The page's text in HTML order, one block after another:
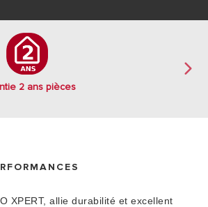
2 ans pièces
XPERT, allie durabilité et excellent